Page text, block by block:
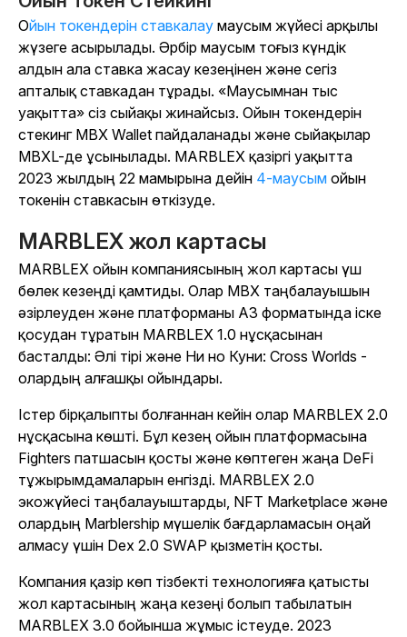
Ойын токендерін ставкалау маусым жүйесі арқылы
жүзеге асырылады. Әрбір маусым тоғыз күндік
алдын ала ставка жасау кезеңінен және сегіз
апталық ставкадан тұрады. «Маусымнан тыс
уақытта» сіз сыйақы жинайсыз. Ойын токендерін
стекинг MBX Wallet пайдаланады және сыйақылар
MBXL-де ұсынылады. MARBLEX қазіргі уақытта
2023 жылдың 22 мамырына дейін 4-маусым ойын
токенін ставкасын өткізуде.
MARBLEX жол картасы
MARBLEX ойын компаниясының жол картасы үш
бөлек кезеңді қамтиды. Олар MBX таңбалауышын
әзірлеуден және платформаны A3 форматында іске
қосудан тұратын MARBLEX 1.0 нұсқасынан
басталды: Әлі тірі және Ни но Куни: Cross Worlds -
олардың алғашқы ойындары.
Істер бірқалыпты болғаннан кейін олар MARBLEX 2.0
нұсқасына көшті. Бұл кезең ойын платформасына
Fighters патшасын қосты және көптеген жаңа DeFi
тұжырымдамаларын енгізді. MARBLEX 2.0
экожүйесі таңбалауыштарды, NFT Marketplace және
олардың Marblership мүшелік бағдарламасын оңай
алмасу үшін Dex 2.0 SWAP қызметін қосты.
Компания қазір көп тізбекті технологияға қатысты
жол картасының жаңа кезеңі болып табылатын
MARBLEX 3.0 бойынша жұмыс істеуде. 2023